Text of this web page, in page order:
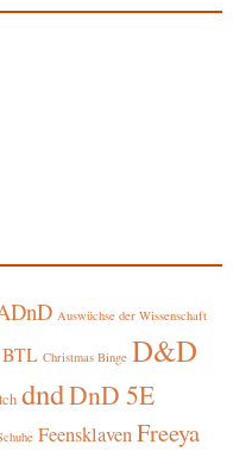
Auswüchse der Wissenschaft
BTL Christmas Binge D&D
dndDnD 5E
FeensklavenFreeya